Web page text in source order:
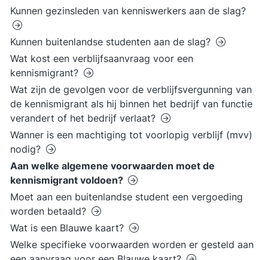
Kunnen gezinsleden van kenniswerkers aan de slag?
Kunnen buitenlandse studenten aan de slag?
Wat kost een verblijfsaanvraag voor een
kennismigrant?
Wat zijn de gevolgen voor de verblijfsvergunning van
de kennismigrant als hij binnen het bedrijf van functie
verandert of het bedrijf verlaat?
Wanner is een machtiging tot voorlopig verblijf (mvv)
nodig?
Aan welke algemene voorwaarden moet de
kennismigrant voldoen?
Moet aan een buitenlandse student een vergoeding
worden betaald?
Wat is een Blauwe kaart?
Welke specifieke voorwaarden worden er gesteld aan